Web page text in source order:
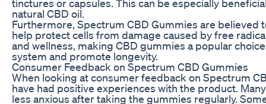
tinctures or capsules. This can be especially
natural CBD oil.
Furthermore, Spectrum CBD Gummies are believed
help protect cells from damage caused by free
and wellness, making CBD gummies a popular
system and promote longevity.
Consumer Feedback on Spectrum CBD Gummies
When looking at consumer feedback on Spectrum
have had positive experiences with the product.
less anxious after taking the gummies regularly.